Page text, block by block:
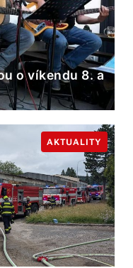
o víkendu 8. a
AKTUALITY